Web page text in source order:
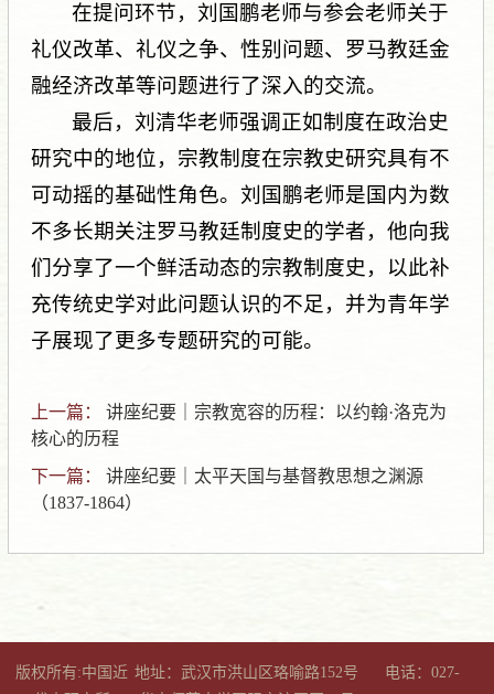
在提问环节，刘国鹏老师与参会老师关于
礼仪改革、礼仪之争、性别问题、罗马教廷金
融经济改革等问题进行了深入的交流。
最后，刘清华老师强调正如制度在政治史
研究中的地位，宗教制度在宗教史研究具有不
可动摇的基础性角色。刘国鹏老师是国内为数
不多长期关注罗马教廷制度史的学者，他向我
们分享了一个鲜活动态的宗教制度史，以此补
充传统史学对此问题认识的不足，并为青年学
子展现了更多专题研究的可能。
上一篇： 讲座纪要｜宗教宽容的历程：以约翰·洛克为
核心的历程
下一篇： 讲座纪要｜太平天国与基督教思想之渊源
（1837-1864）
版权所有:中国近 地址：武汉市洪山区珞喻路152号
电话：027-